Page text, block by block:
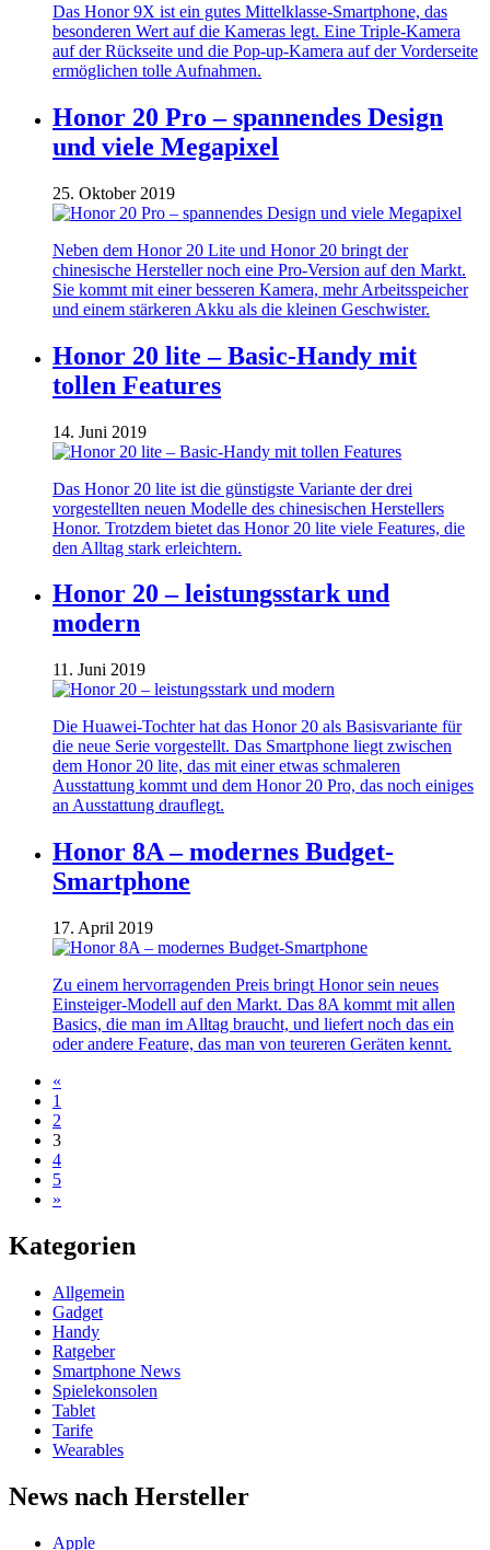
Das Honor 9X ist ein gutes Mittelklasse-Smartphone, das
besonderen Wert auf die Kameras legt. Eine Triple-Kamera
auf der Rückseite und die Pop-up-Kamera auf der Vorderseite
ermöglichen tolle Aufnahmen.
Honor 20 Pro – spannendes Design
und viele Megapixel
25. Oktober 2019
Neben dem Honor 20 Lite und Honor 20 bringt der
chinesische Hersteller noch eine Pro-Version auf den Markt.
Sie kommt mit einer besseren Kamera, mehr Arbeitsspeicher
und einem stärkeren Akku als die kleinen Geschwister.
Honor 20 lite – Basic-Handy mit
tollen Features
14. Juni 2019
Das Honor 20 lite ist die günstigste Variante der drei
vorgestellten neuen Modelle des chinesischen Herstellers
Honor. Trotzdem bietet das Honor 20 lite viele Features, die
den Alltag stark erleichtern.
Honor 20 – leistungsstark und
modern
11. Juni 2019
Die Huawei-Tochter hat das Honor 20 als Basisvariante für
die neue Serie vorgestellt. Das Smartphone liegt zwischen
dem Honor 20 lite, das mit einer etwas schmaleren
Ausstattung kommt und dem Honor 20 Pro, das noch einiges
an Ausstattung drauflegt.
Honor 8A – modernes Budget-
Smartphone
17. April 2019
Zu einem hervorragenden Preis bringt Honor sein neues
Einsteiger-Modell auf den Markt. Das 8A kommt mit allen
Basics, die man im Alltag braucht, und liefert noch das ein
oder andere Feature, das man von teureren Geräten kennt.
«
1
2
3
4
5
»
Kategorien
Allgemein
Gadget
Handy
Ratgeber
Smartphone News
Spielekonsolen
Tablet
Tarife
Wearables
News nach Hersteller
Apple